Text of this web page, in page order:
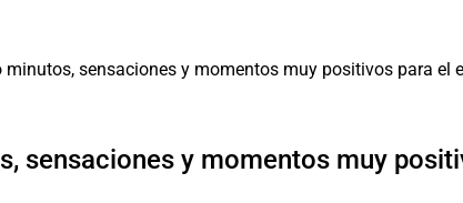
sensaciones y momentos muy